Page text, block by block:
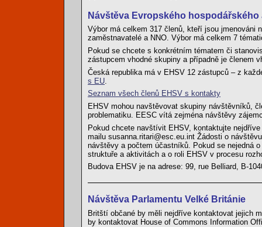
Návštěva Evropského
Výbor má celkem 317 členů, kteří jsou jmenováni
zaměstnavatelé a NNO. Výbor má celkem 7
Pokud se chcete s konkrétním tématem či
zástupcem vhodné skupiny a případně je členem
Česká republika má v EHSV 12 zástupců – z
s EU
Seznam všech členů EHSV s kontakty
EHSV mohou navštěvovat skupiny návštěvníků,
problematiku. EESC vítá zejména návštěvy
Pokud chcete navštívit EHSV, kontaktujte
mailu susanna.ritari@esc.eu.int Žádosti o
návštěvy a počtem účastníků. Pokud se nejedná
struktuře a aktivitách a o roli EHSV v procesu
Budova EHSV je na adrese: 99, rue Belliard, B-
Návštěva Parlamentu Velké Británie
Britští občané by měli nejdříve kontaktovat jejich
by kontaktovat House of Commons Information